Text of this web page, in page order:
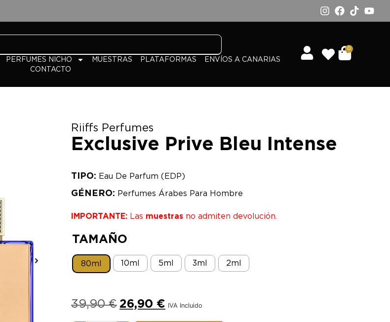
PERFUMES NICHO MUESTRAS PLATAFORMAS
ENVÍOS A CANARIAS
CONTACTO
0
Riiffs Perfumes
Exclusive Prive Bleu Intense
TIPO: Eau De Parfum (EDP)
GÉNERO: Perfumes Árabes Para Hombre
IMPORTANTE: Las muestras no admiten devolución.
TAMAÑO
80ml 10ml 5ml 3ml 2ml
39,90€ 26,90 € IVA Incluido